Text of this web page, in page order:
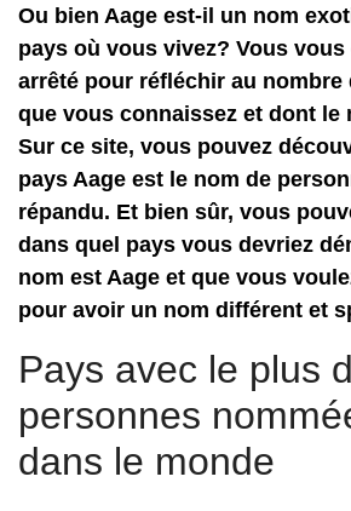
Ou bien Aage est-il un nom
pays où vous vivez? Vous
arrêté pour réfléchir au nombre
que vous connaissez et dont le
Sur ce site, vous pouvez
pays Aage est le nom de
répandu. Et bien sûr, vous
dans quel pays vous devriez
nom est Aage et que vous
pour avoir un nom différent et
Pays avec le plus
personnes
dans le monde